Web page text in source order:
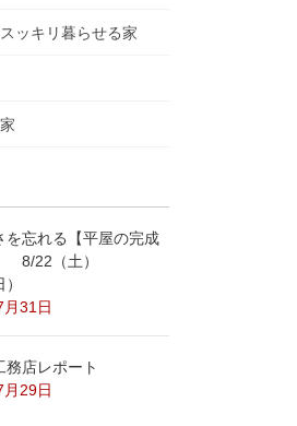
ッキリ暮らせる家
を忘れる【平屋の完成
8/22（土）
31日
務店レポート
29日